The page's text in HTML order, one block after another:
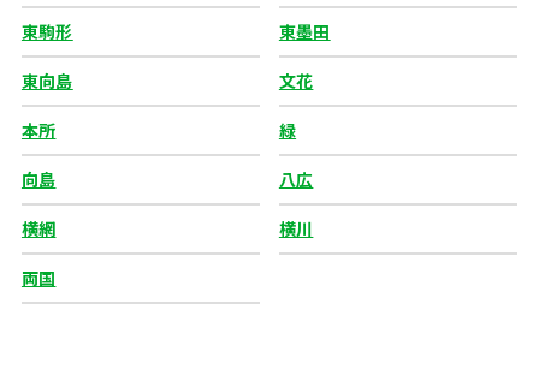
東駒形 東墨田
東向島 文花
本所 緑
向島 八広
横網 横川
両国